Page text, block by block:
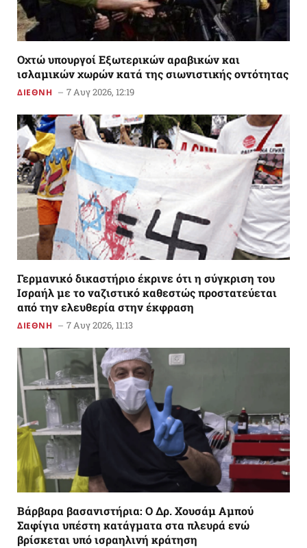
Οχτώ υπουργοί Εξωτερικών αραβικών και
ισλαμικών χωρών κατά της σιωνιστικής οντότητας
ΔΙΕΘΝΗ 7 Αυγ 2026, 12:19
Γερμανικό δικαστήριο έκρινε ότι η σύγκριση του
Ισραήλ με το ναζιστικό καθεστώς προστατεύεται
από την ελευθερία στην έκφραση
ΔΙΕΘΝΗ 7 Αυγ 2026, 11:13
Βάρβαρα βασανιστήρια: Ο Δρ. Χουσάμ Αμπού
Σαφίγια υπέστη κατάγματα στα πλευρά ενώ
βρίσκεται υπό ισραηλινή κράτηση